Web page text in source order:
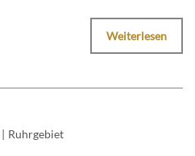
Weiterlesen
| Ruhrgebiet